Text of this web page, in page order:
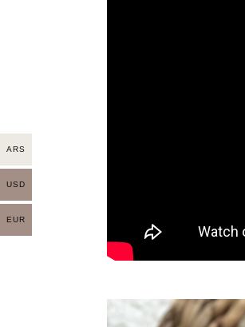
ARS
USD
EUR